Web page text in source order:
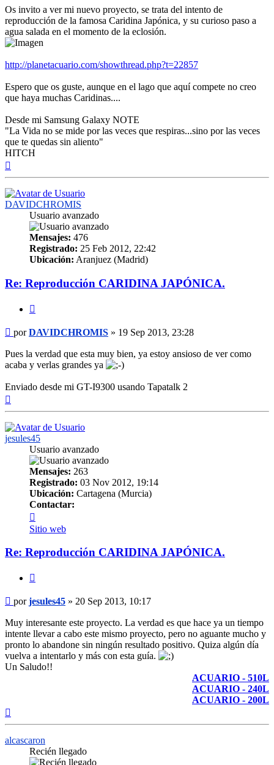
Os invito a ver mi nuevo proyecto, se trata del intento de
reproducción de la famosa Caridina Japónica, y su curioso paso a
agua salada en el momento de la eclosión.
http://planetacuario.com/showthread.php?t=22857
Espero que os guste, aunque en el lago que aquí compete no creo
que haya muchas Caridinas....
Desde mi Samsung Galaxy NOTE
"La Vida no se mide por las veces que respiras...sino por las veces
que te quedas sin aliento"
HITCH
DAVIDCHROMIS
Usuario avanzado
Mensajes: 476
Registrado: 25 Feb 2012, 22:42
Ubicación: Aranjuez (Madrid)
Re: Reproducción CARIDINA JAPÓNICA.
Mensaje
porDAVIDCHROMIS » 19 Sep 2013, 23:28
Pues la verdad que esta muy bien, ya estoy ansioso de ver como
acaba y verlas grandes ya
Enviado desde mi GT-I9300 usando Tapatalk 2
jesules45
Usuario avanzado
Mensajes: 263
Registrado: 03 Nov 2012, 19:14
Ubicación: Cartagena (Murcia)
Contactar:
jesules45
Sitio web
Re: Reproducción CARIDINA JAPÓNICA.
Mensaje
porjesules45 » 20 Sep 2013, 10:17
Muy interesante este proyecto. La verdad es que hace ya un tiempo
intente llevar a cabo este mismo proyecto, pero no aguante mucho y
pronto lo abandone sin ningún resultado positivo. Quiza algún día
vuelva a intentarlo y más con esta guía.
Un Saludo!!
ACUARIO - 510L
ACUARIO - 240L
ACUARIO - 200L
alcascaron
Recién llegado